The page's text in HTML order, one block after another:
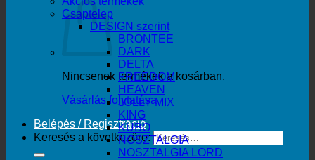
Nincsenek termékek a kosárban.
Vásárlás folytatása
Belépés / Regisztráció
Keresés a következőre:
Csaptelep
DESIGN szerint
BRONTEE
DARK
DELTA
FREEDOM
HEAVEN
JOLLY MIX
KING
KUBO
NOSZTALGIA
NOSZTALGIA LORD